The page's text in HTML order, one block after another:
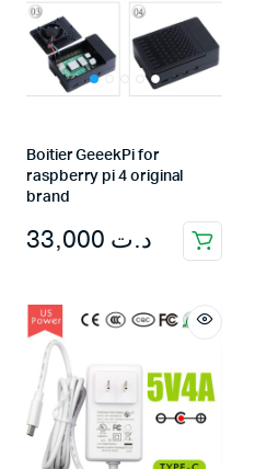
Boitier GeeekPi for
raspberry pi 4 original
brand
د.ت